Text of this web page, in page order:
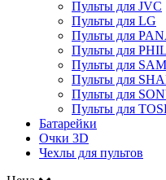
Пульты для JVC
Пульты для LG
Пульты для
Пульты для
Пульты для
Пульты для
Пульты для
Пульты для
Батарейки
Очки 3D
Чехлы для пультов